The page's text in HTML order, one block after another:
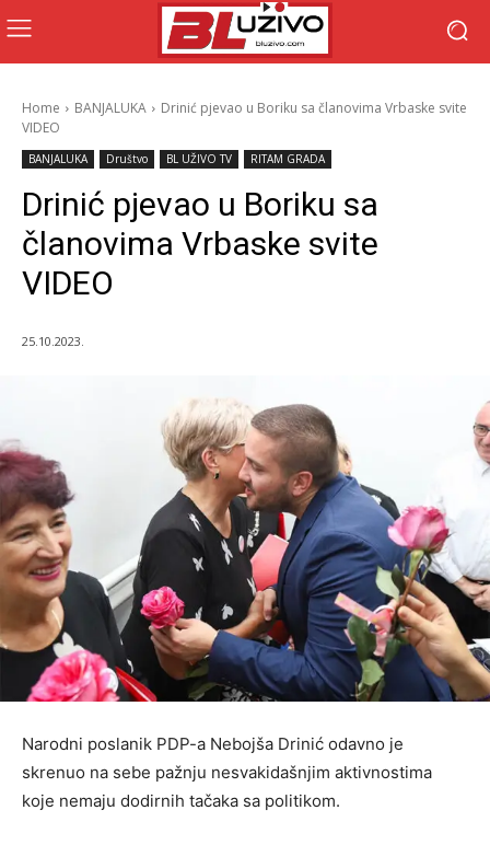
Home BANJALUKA
Drinić pjevao u Boriku sa članovima Vrbaske svite
VIDEO
BANJALUKA Društvo BL UŽIVO TV RITAM GRADA
Drinić pjevao u Boriku sa
članovima Vrbaske svite
VIDEO
25.10.2023.
Narodni poslanik PDP-a Nebojša Drinić odavno je
skrenuo na sebe pažnju nesvakidašnjim aktivnostima
koje nemaju dodirnih tačaka sa politikom.